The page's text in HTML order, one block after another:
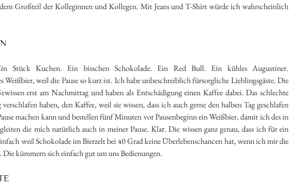
Großteil der Kolleginnen und Kollegen. Mit Jeans und T-Shirt würde ich wahrscheinlich
Stück Kuchen. Ein bisschen Schokolade. Ein Red Bull. Ein kühles Augustiner.
Weißbier, weil die Pause so kurz ist. Ich habe unbeschreiblich fürsorgliche Lieblingsgäste. Die
erst am Nachmittag und haben als Entschädigung einen Kaffee dabei. Das schlechte
haben, den Kaffee, weil sie wissen, dass ich auch gerne den halben Tag geschlafen
machen kann und bestellen fünf Minuten vor Pausenbeginn ein Weißbier, damit ich des in
die mich natürlich auch in meiner Pause. Klar. Die wissen ganz genau, dass ich für ein
weil Schokolade im Bierzelt bei 40 Grad keine Überlebenschancen hat, wenn ich mir die
kümmern sich einfach gut um uns Bedienungen.